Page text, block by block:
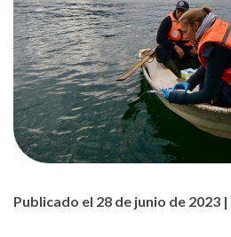
Publicado el 28 de junio de 2023 |